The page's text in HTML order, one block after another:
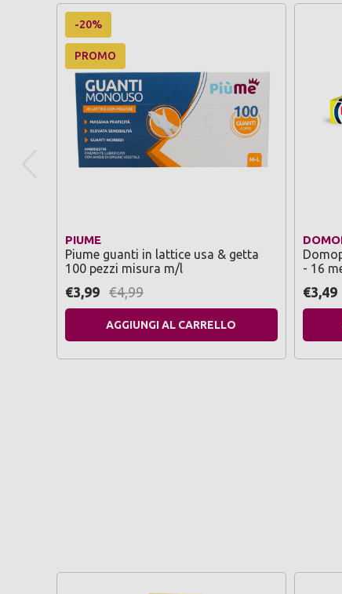
-20%
PROMO
PIUME
Piume guanti in lattice usa & getta
100 pezzi misura m/l
€3,99 €4,99
AGGIUNGI AL CARRELLO
- 16
€3,49